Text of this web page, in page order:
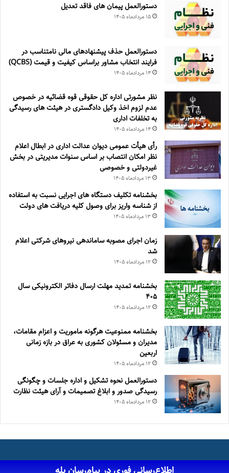
دستورالعمل پیمان های فاقد تعدیل
۱۵ مرداد‌ماه ۱۴۰۵
دستورالعمل حذف پيشنهادهای مالی نامتناسب در
فرايند انتخاب مشاور براساس كيفيت و قيمت (QCBS)
۱۴ مرداد‌ماه ۱۴۰۵
نظر مشورتی اداره کل حقوقی قوه قضائیه در خصوص
عدم لزوم اخذ وکیل دادگستری در هیئت های رسیدگی
به تخلفات اداری
۱۴ مرداد‌ماه ۱۴۰۵
رأی هیأت عمومی دیوان عدالت اداری در ابطال اعلام
نظر امکان انتصاب بر اساس سنوات مدیریتی در بخش
غیردولتی و خصوصی
۱۳ مرداد‌ماه ۱۴۰۵
بخشنامه تکلیف دستگاه های اجرایی نسبت به استفاده
از شناسه واریز برای وصول کلیه دریافت های دولت
۱۳ مرداد‌ماه ۱۴۰۵
زمان اجرای مصوبه ساماندهی نیروهای شرکتی اعلام
شد
۱۲ مرداد‌ماه ۱۴۰۵
بخشنامه تمدید مهلت ارسال دفاتر الکترونیکی سال
۴۰۵
۱۲ مرداد‌ماه ۱۴۰۵
بخشنامه ممنوعیت هرگونه ماموریت و اعزام مقامات،
مدیران و مسئولان کشوری به عراق در بازه زمانی
اربعین
۱۲ مرداد‌ماه ۱۴۰۵
دستورالعمل نحوه تشکیل و اداره جلسات و چگونگی
رسیدگی صدور و ‏ابلاغ تصمیمات و‎ ‎آرای هیئت نظارت
۱۲ مرداد‌ماه ۱۴۰۵